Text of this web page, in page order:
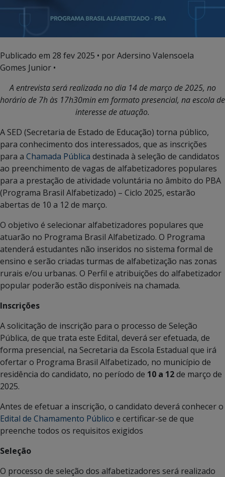
Publicado em 28 fev 2025 • por Adersino Valensoela
Gomes Junior •
A entrevista será realizada no dia 14 de março de 2025, no
horário de 7h às 17h30min em formato presencial, na escola de
interesse de atuação.
A SED (Secretaria de Estado de Educação) torna público,
para conhecimento dos interessados, que as inscrições
para a Chamada Pública destinada à seleção de candidatos
ao preenchimento de vagas de alfabetizadores populares
para a prestação de atividade voluntária no âmbito do PBA
(Programa Brasil Alfabetizado) – Ciclo 2025, estarão
abertas de 10 a 12 de março.
O objetivo é selecionar alfabetizadores populares que
atuarão no Programa Brasil Alfabetizado. O Programa
atenderá estudantes não inseridos no sistema formal de
ensino e serão criadas turmas de alfabetização nas zonas
rurais e/ou urbanas. O Perfil e atribuições do alfabetizador
popular poderão estão disponíveis na chamada.
Inscrições
A solicitação de inscrição para o processo de Seleção
Pública, de que trata este Edital, deverá ser efetuada, de
forma presencial, na Secretaria da Escola Estadual que irá
ofertar o Programa Brasil Alfabetizado, no município de
residência do candidato, no período de 10 a 12de março de
2025.
Antes de efetuar a inscrição, o candidato deverá conhecer o
Edital de Chamamento Público e certificar-se de que
preenche todos os requisitos exigidos
Seleção
O processo de seleção dos alfabetizadores será realizado